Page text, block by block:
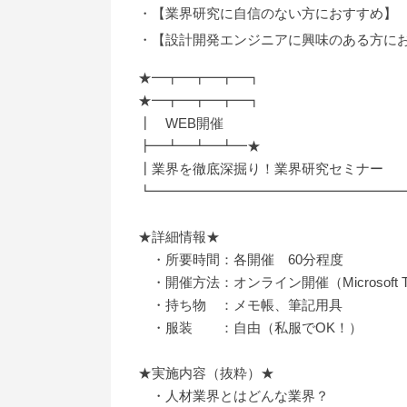
・【業界研究に自信のない方におすすめ】
・【設計開発エンジニアに興味のある方に
★━┳━┳━┳━┓
★━┳━┳━┳━┓
┃ WEB開催
┣━┻━┻━┻━★
┃業界を徹底深掘り！業界研究セミナー
★詳細情報★
・所要時間：各開催 60分程度
・開催方法：オンライン開催（Microsoft
・持ち物 ：メモ帳、筆記用具
・服装 ：自由（私服でOK！）
★実施内容（抜粋）★
・人材業界とはどんな業界？